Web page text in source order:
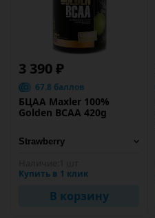
3 390 ₽
67.8 баллов
БЦАА Maxler 100%
Golden BCAA 420g
Купить в 1 клик
В корзину